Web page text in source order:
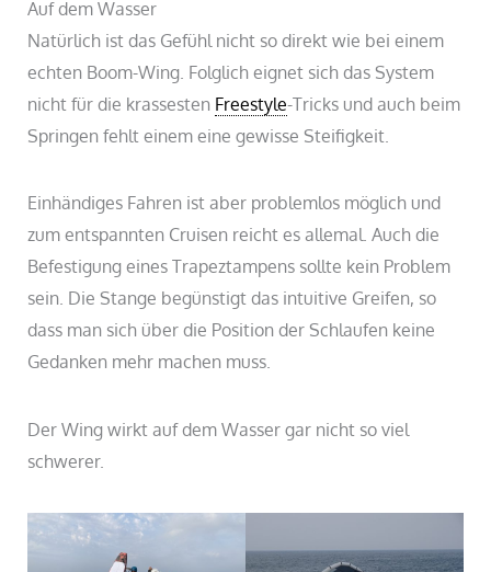
Auf dem Wasser
Natürlich ist das Gefühl nicht so direkt wie bei einem
echten Boom-Wing. Folglich eignet sich das System
nicht für die krassesten Freestyle-Tricks und auch beim
Springen fehlt einem eine gewisse Steifigkeit.
Einhändiges Fahren ist aber problemlos möglich und
zum entspannten Cruisen reicht es allemal. Auch die
Befestigung eines Trapeztampens sollte kein Problem
sein. Die Stange begünstigt das intuitive Greifen, so
dass man sich über die Position der Schlaufen keine
Gedanken mehr machen muss.
Der Wing wirkt auf dem Wasser gar nicht so viel
schwerer.